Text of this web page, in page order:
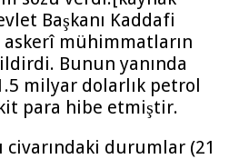
Başkanı Kaddafi
mühimmatların
Bunun yanında
milyar dolarlık petrol
para hibe etmiştir.
civarındaki durumlar (21